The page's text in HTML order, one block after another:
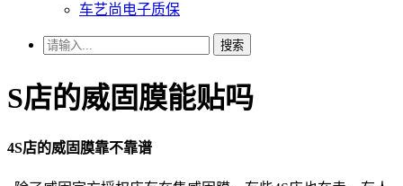
车艺尚电子质保
搜索
S店的威固膜能贴吗
4S店的威固膜靠不靠谱